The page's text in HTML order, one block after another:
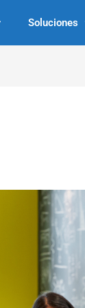
Soluciones